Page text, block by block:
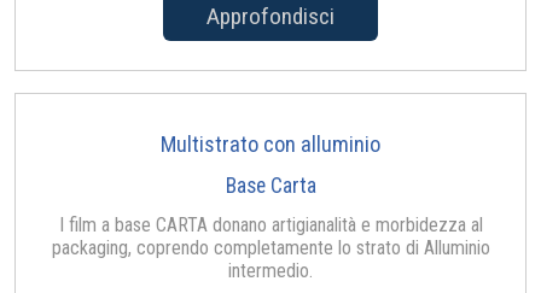
Approfondisci
Multistrato con alluminio
Base Carta
I film a base CARTA donano artigianalità e morbidezza al
packaging, coprendo completamente lo strato di Alluminio
intermedio.